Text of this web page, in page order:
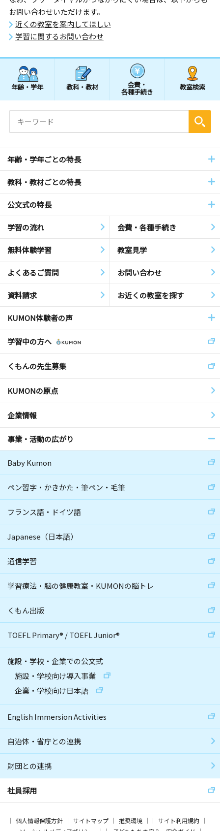
お問い合わせいただけます。
近くの教室を案内してほしい
学習に関するお問い合わせ
年齢・学年 教科・教材 会費・
各種手続き
教室検索
年齢・学年ごとの特長
教科・教材ごとの特長
公文式の特長
学習の流れ 会費・各種手続き
無料体験学習 教室見学
よくあるご質問 お問い合わせ
資料請求 お近くの教室を探す
KUMON体験者の声
学習中の方へ
くもんの先生募集
KUMONの原点
企業情報
事業・活動の広がり
Baby Kumon
ペン習字・かきかた・筆ペン・毛筆
フランス語・ドイツ語
Japanese（日本語）
通信学習
学習療法・脳の健康教室・KUMONの脳トレ
くもん出版
TOEFL Primary® /TOEFL Junior®
施設・学校・企業での公文式
施設・学校向け導入事業
企業・学校向け日本語
English Immersion Activities
自治体・省庁との連携
財団との連携
社員採用
個人情報保護方針 サイトマップ 推奨環境
サイト利用規約